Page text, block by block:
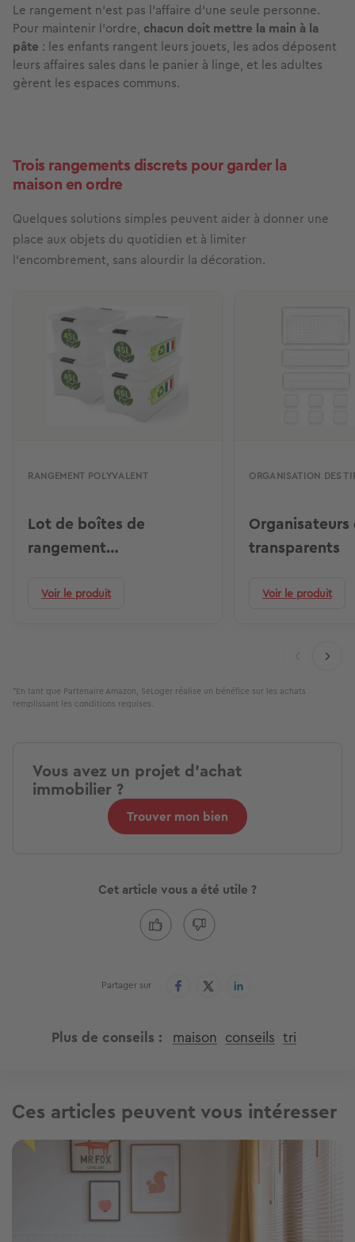
Le rangement n’est pas l’affaire d’une seule personne.
Pour maintenir l’ordre, chacun doit mettre la main à la
pâte : les enfants rangent leurs jouets, les ados déposent
leurs affaires sales dans le panier à linge, et les adultes
gèrent les espaces communs.
Trois rangements discrets pour garder la
maison en ordre
Quelques solutions simples peuvent aider à donner une
place aux objets du quotidien et à limiter
l’encombrement, sans alourdir la décoration.
RANGEMENT POLYVALENT
Lot de boîtes de
rangement
Voir le produit
ORGANISATION DES
transparents
Voir le produit
*En tant que Partenaire Amazon, SeLoger réalise un bénéfice sur les achats
remplissant les conditions requises.
Vous avez un projet d'achat
immobilier ?
Trouver mon bien
Cet article vous a été utile ?
Partager sur
Plus de conseils maison conseils tri
Ces articles peuvent vous intéresser
Image